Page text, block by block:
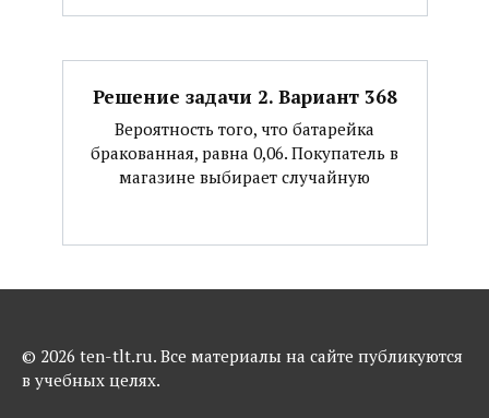
Решение задачи 2. Вариант 368
Вероятность того, что батарейка
бракованная, равна 0,06. Покупатель в
магазине выбирает случайную
© 2026 ten-tlt.ru. Все материалы на сайте публикуются
в учебных целях.